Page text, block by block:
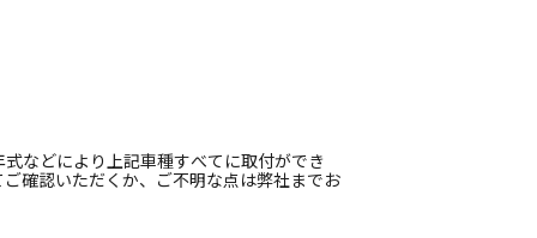
などにより上記車種すべてに取付ができ
確認いただくか、ご不明な点は弊社までお